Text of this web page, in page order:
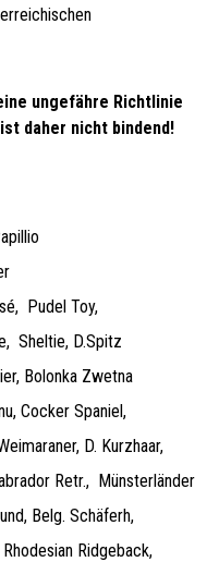
ungefähre Richtlinie
daher nicht bindend!
Pudel Toy,
Sheltie, D.Spitz
Bolonka Zwetna
Cocker Spaniel,
D. Kurzhaar,
Retr., Münsterländer
Belg. Schäferh,
Ridgeback,